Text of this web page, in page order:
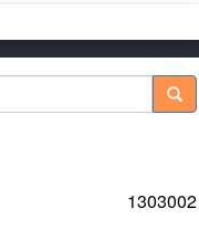
1303002